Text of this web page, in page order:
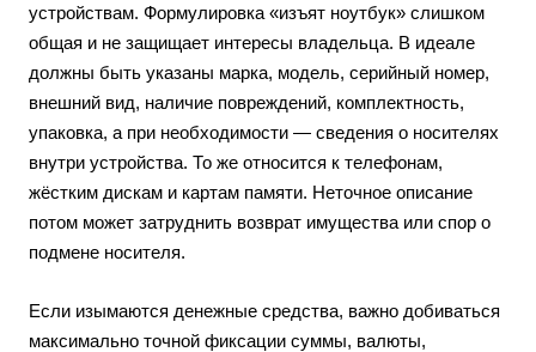
устройствам. Формулировка «изъят ноутбук» слишком
общая и не защищает интересы владельца. В идеале
должны быть указаны марка, модель, серийный номер,
внешний вид, наличие повреждений, комплектность,
упаковка, а при необходимости — сведения о носителях
внутри устройства. То же относится к телефонам,
жёстким дискам и картам памяти. Неточное описание
потом может затруднить возврат имущества или спор о
подмене носителя.
Если изымаются денежные средства, важно добиваться
максимально точной фиксации суммы, валюты,